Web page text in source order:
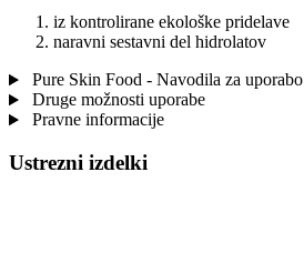
iz kontrolirane ekološke pridelave
naravni sestavni del hidrolatov
Pure Skin Food - Navodila za uporabo
Druge možnosti uporabe
Pravne informacije
Ustrezni izdelki